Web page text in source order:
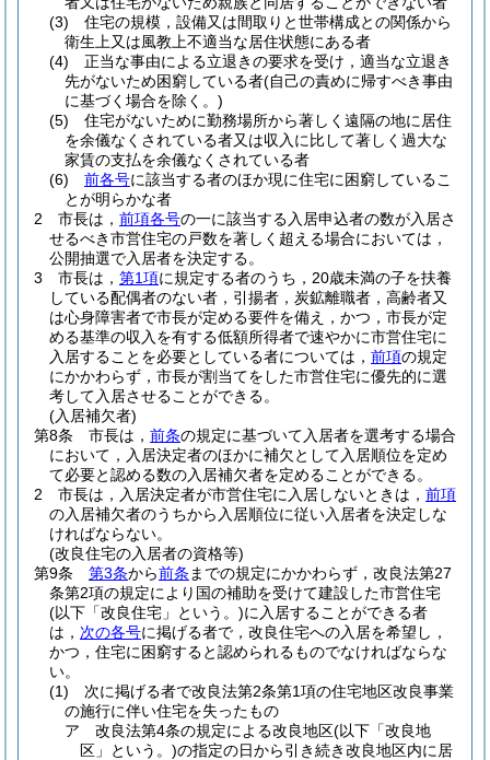
(3)
住宅の規模，設備又は間取りと世帯構成との関係から
衛生上又は風教上不適当な居住状態にある者
(4)
正当な事由による立退きの要求を受け，適当な立退き
先がないため困窮している者(自己の責めに帰すべき事由
に基づく場合を除く。)
(5)
住宅がないために勤務場所から著しく遠隔の地に居住
を余儀なくされている者又は収入に比して著しく過大な
家賃の支払を余儀なくされている者
(6)
前各号に該当する者のほか現に住宅に困窮しているこ
とが明らかな者
2
市長は， 前項各号の一に該当する入居申込者の数が入居さ
せるべき市営住宅の戸数を著しく超える場合においては，
公開抽選で入居者を決定する。
3
市長は， 第1項に規定する者のうち，20歳未満の子を扶養
している配偶者のない者，引揚者，炭鉱離職者，高齢者又
は心身障害者で市長が定める要件を備え，かつ，市長が定
める基準の収入を有する低額所得者で速やかに市営住宅に
入居することを必要としている者については， 前項の規定
にかかわらず，市長が割当てをした市営住宅に優先的に選
考して入居させることができる。
(入居補欠者)
第8条
市長は， 前条の規定に基づいて入居者を選考する場合
において，入居決定者のほかに補欠として入居順位を定め
て必要と認める数の入居補欠者を定めることができる。
2
市長は，入居決定者が市営住宅に入居しないときは， 前項
の入居補欠者のうちから入居順位に従い入居者を決定しな
ければならない。
(改良住宅の入居者の資格等)
第9条
第3条から前条 までの規定にかかわらず，改良法第27
条第2項の規定により国の補助を受けて建設した市営住宅
(以下「改良住宅」という。)に入居することができる者
は， 次の各号に掲げる者で，改良住宅への入居を希望し，
かつ，住宅に困窮すると認められるものでなければならな
い。
(1)
次に掲げる者で改良法第2条第1項の住宅地区改良事業
の施行に伴い住宅を失ったもの
ア
改良法第4条の規定による改良地区(以下「改良地
区」という。)の指定の日から引き続き改良地区内に居